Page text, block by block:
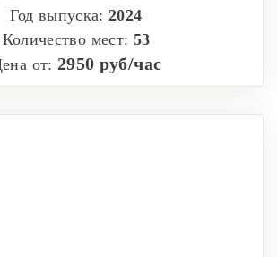
Год выпуска:2024
Количество мест: 53
от: 2950 руб/час